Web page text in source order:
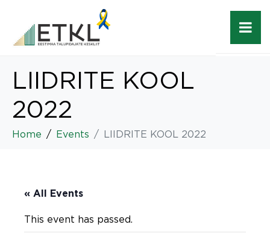
LIIDRITE KOOL
2022
Home Events LIIDRITE KOOL 2022
« All Events
This event has passed.